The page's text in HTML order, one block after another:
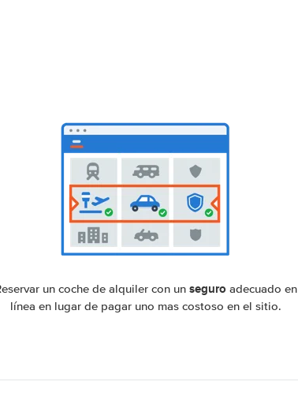
un coche de alquiler con un seguro adecuado en
línea en lugar de pagar uno mas costoso en el sitio.